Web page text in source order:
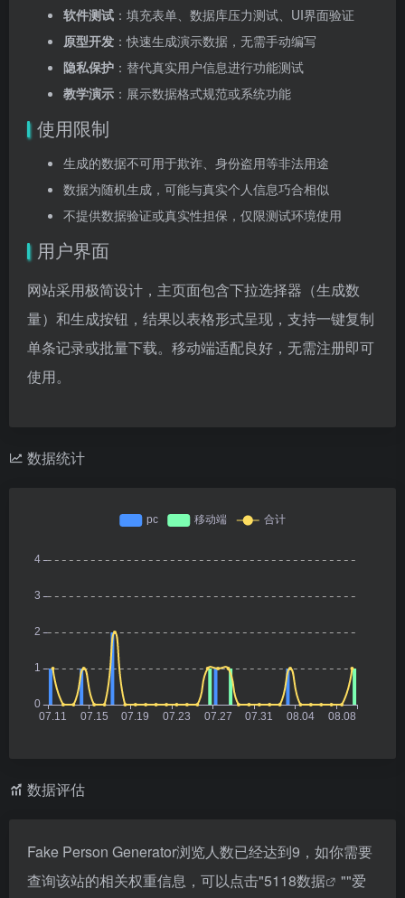
软件测试 ：填充表单、数据库压力测试、UI界面验证
原型开发 ：快速生成演示数据，无需手动编写
隐私保护 ：替代真实用户信息进行功能测试
教学演示 ：展示数据格式规范或系统功能
使用限制
生成的数据不可用于欺诈、身份盗用等非法用途
数据为随机生成，可能与真实个人信息巧合相似
不提供数据验证或真实性担保，仅限测试环境使用
用户界面
网站采用极简设计，主页面包含下拉选择器（生成数
量）和生成按钮，结果以表格形式呈现，支持一键复制
单条记录或批量下载。移动端适配良好，无需注册即可
使用。
数据统计
数据评估
Fake Person Generator浏览人数已经达到9，如你需要
查询该站的相关权重信息，可以点击"5118数据 ""爱